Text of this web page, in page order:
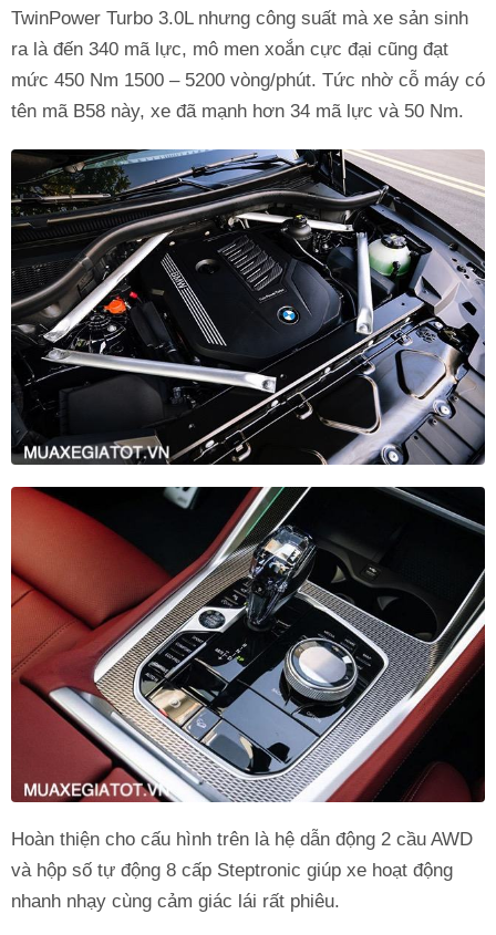
TwinPower Turbo 3.0L nhưng công suất mà xe sản sinh
ra là đến 340 mã lực, mô men xoắn cực đại cũng đạt
mức 450 Nm 1500 – 5200 vòng/phút. Tức nhờ cỗ máy có
tên mã B58 này, xe đã mạnh hơn 34 mã lực và 50 Nm.
Hoàn thiện cho cấu hình trên là hệ dẫn động 2 cầu AWD
và hộp số tự động 8 cấp Steptronic giúp xe hoạt động
nhanh nhạy cùng cảm giác lái rất phiêu.